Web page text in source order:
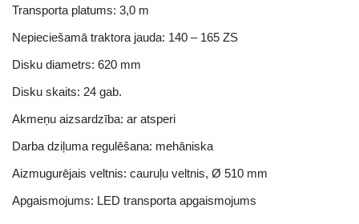
Transporta platums: 3,0 m
Nepieciešamā traktora jauda: 140 – 165 ZS
Disku diametrs: 620 mm
Disku skaits: 24 gab.
Akmeņu aizsardzība: ar atsperi
Darba dziļuma regulēšana: mehāniska
Aizmugurējais veltnis: cauruļu veltnis, Ø 510 mm
Apgaismojums: LED transporta apgaismojums